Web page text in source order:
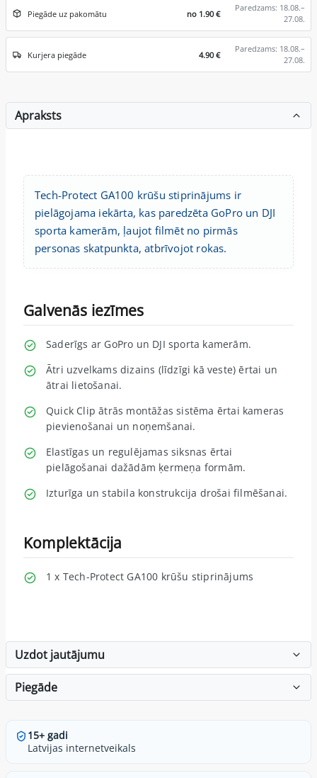
Piegāde uz pakomātu no 1.90 €
Paredzams: 18.08.–
27.08.
Kurjera piegāde 4.90 €
Paredzams: 18.08.–
27.08.
Apraksts
Tech-Protect GA100 krūšu stiprinājums ir
pielāgojama iekārta, kas paredzēta GoPro un DJI
sporta kamerām, ļaujot filmēt no pirmās
personas skatpunkta, atbrīvojot rokas.
Galvenās iezīmes
Saderīgs ar GoPro un DJI sporta kamerām.
Ātri uzvelkams dizains (līdzīgi kā veste) ērtai un
ātrai lietošanai.
Quick Clip ātrās montāžas sistēma ērtai kameras
pievienošanai un noņemšanai.
Elastīgas un regulējamas siksnas ērtai
pielāgošanai dažādām ķermeņa formām.
Izturīga un stabila konstrukcija drošai filmēšanai.
Komplektācija
1 x Tech-Protect GA100 krūšu stiprinājums
Uzdot jautājumu
Piegāde
15+ gadi
Latvijas internetveikals